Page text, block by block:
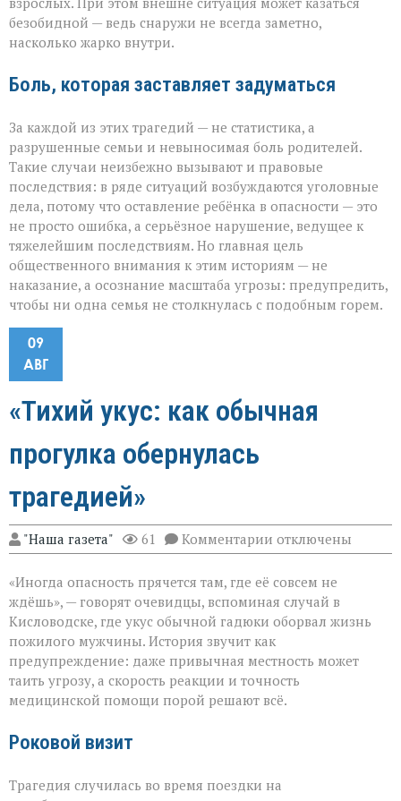
безобидной — ведь снаружи не всегда заметно,
насколько жарко внутри.
Боль, которая заставляет задуматься
За каждой из этих трагедий — не статистика, а
разрушенные семьи и невыносимая боль родителей.
Такие случаи неизбежно вызывают и правовые
последствия: в ряде ситуаций возбуждаются уголовные
дела, потому что оставление ребёнка в опасности — это
не просто ошибка, а серьёзное нарушение, ведущее к
тяжелейшим последствиям. Но главная цель
общественного внимания к этим историям — не
наказание, а осознание масштаба угрозы: предупредить,
чтобы ни одна семья не столкнулась с подобным горем.
09
АВГ
«Тихий укус: как обычная
прогулка обернулась
трагедией»
"Наша газета" 61 Комментарии к
записи
укус:
как
обычная
прогулка
обернулась
трагедией»
отключены
«Иногда опасность прячется там, где её совсем не
ждёшь», — говорят очевидцы, вспоминая случай в
Кисловодске, где укус обычной гадюки оборвал жизнь
пожилого мужчины. История звучит как
предупреждение: даже привычная местность может
таить угрозу, а скорость реакции и точность
медицинской помощи порой решают всё.
Роковой визит
Трагедия случилась во время поездки на